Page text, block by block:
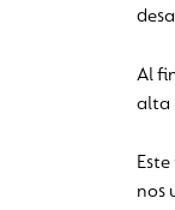
Al
alta
nos